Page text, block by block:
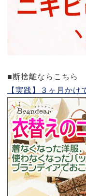
■断捨離ならこちら
【実践】３ヶ月かけ